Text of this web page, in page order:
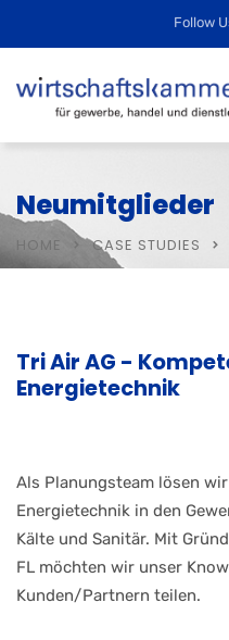
Follow
Neumitglieder
HOME CASE STUDIES
Tri Air AG -
Energietechnik
Als Planungsteam lösen
Energietechnik in den
Kälte und Sanitär. Mit
FL möchten wir unser
Kunden/Partnern teilen.